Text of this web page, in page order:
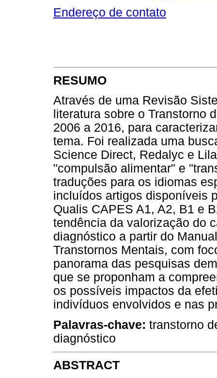
Endereço de contato
RESUMO
Através de uma Revisão
literatura sobre o Transtorno
2006 a 2016, para
tema. Foi realizada uma
Science Direct, Redalyc e
"compulsão alimentar" e
traduções para os idiomas
incluídos artigos disponíveis
Qualis CAPES A1, A2, B1 e
tendência da valorização do
diagnóstico a partir do
Transtornos Mentais, com
panorama das pesquisas
que se proponham a
os possíveis impactos da
indivíduos envolvidos e nas
Palavras-chave: transtorno
diagnóstico
ABSTRACT